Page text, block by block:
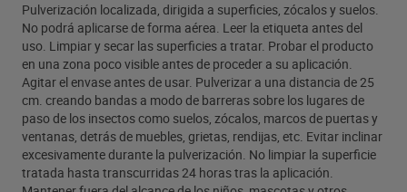
Pulverización localizada, dirigida a superficies, zócalos y suelos.
No podrá aplicarse de forma aérea. Leer la etiqueta antes del
uso. Limpiar y secar las superficies a tratar. Probar el producto
en una zona poco visible antes de proceder a su aplicación.
Agitar el envase antes de usar. Pulverizar a una distancia de 25
cm. creando bandas a modo de barreras sobre los lugares de
paso de los insectos como suelos, zócalos, marcos de puertas y
ventanas, detrás de muebles, grietas, rendijas, etc. Evitar inclinar
excesivamente durante la pulverización. No limpiar la superficie
tratada hasta transcurridas 24 horas tras la aplicación.